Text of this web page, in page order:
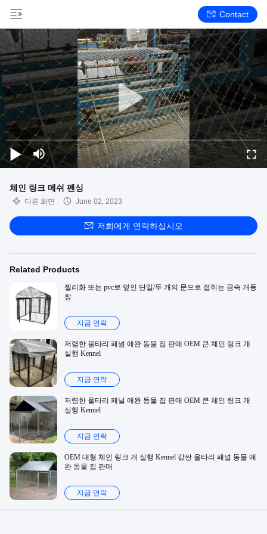
Contact
체인 링크 메쉬 펜싱
다른 화면 June 02, 2023
저희에게 연락하십시오
Related Products
젤리화 또는 pvc로 덮인 단일/두 개의 문으로 접히는 금속 개동
창
지금 연락
저렴한 울타리 패널 애완 동물 집 판매 OEM 큰 체인 링크 개
실행 Kennel
지금 연락
저렴한 울타리 패널 애완 동물 집 판매 OEM 큰 체인 링크 개
실행 Kennel
지금 연락
OEM 대형 체인 링크 개 실행 Kennel 값싼 울타리 패널 동물 애
완 동물 집 판매
지금 연락